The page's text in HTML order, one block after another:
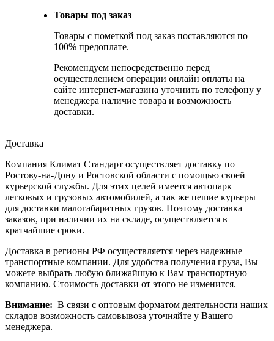
Товары под заказ
Товары с пометкой под заказ поставляются по
100% предоплате.
Рекомендуем непосредственно перед
осуществлением операции онлайн оплаты на
сайте интернет-магазина уточнить по телефону у
менеджера наличие товара и возможность
доставки.
Доставка
Компания Климат Стандарт осуществляет доставку по
Ростову-на-Дону и Ростовской области с помощью своей
курьерской службы. Для этих целей имеется автопарк
легковых и грузовых автомобилей, а так же пешие курьеры
для доставки малогабаритных грузов. Поэтому доставка
заказов, при наличии их на складе, осуществляется в
кратчайшие сроки.
Доставка в регионы РФ осуществляется через надежные
транспортные компании. Для удобства получения груза, Вы
можете выбрать любую ближайшую к Вам транспортную
компанию. Стоимость доставки от этого не изменится.
Внимание: В связи с оптовым форматом деятельности наших
складов возможность самовывоза уточняйте у Вашего
менеджера.